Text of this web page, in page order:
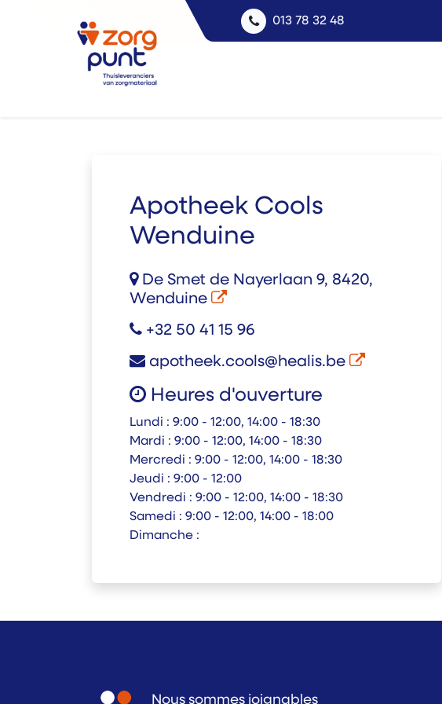
013 78 32 48
Apotheek Cools
Wenduine
De Smet de Nayerlaan 9, 8420,
Wenduine
+32 50 41 15 96
apotheek.cools@healis.be
Heures d'ouverture
Lundi : 9:00 - 12:00, 14:00 - 18:30
Mardi : 9:00 - 12:00, 14:00 - 18:30
Mercredi : 9:00 - 12:00, 14:00 - 18:30
Jeudi : 9:00 - 12:00
Vendredi : 9:00 - 12:00, 14:00 - 18:30
Samedi : 9:00 - 12:00, 14:00 - 18:00
Dimanche :
Nous sommes joignables